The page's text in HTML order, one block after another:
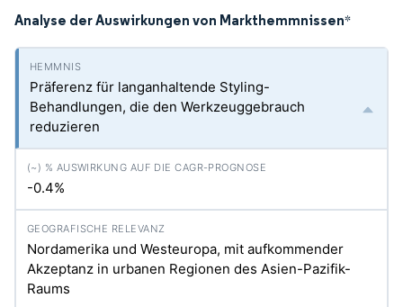
Analyse der Auswirkungen von Markthemmnissen*
Präferenz für langanhaltende Styling-
Behandlungen, die den Werkzeuggebrauch
reduzieren
-0.4%
Nordamerika und Westeuropa, mit aufkommender
Akzeptanz in urbanen Regionen des Asien-Pazifik-
Raums